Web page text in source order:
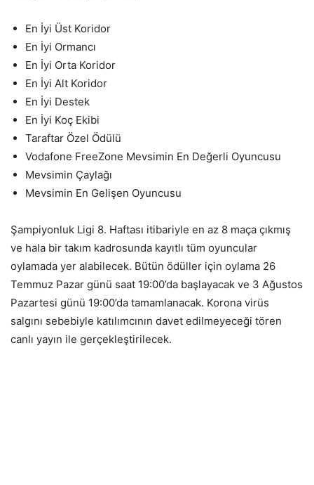
En İyi Üst Koridor
En İyi Ormancı
En İyi Orta Koridor
En İyi Alt Koridor
En İyi Destek
En İyi Koç Ekibi
Taraftar Özel Ödülü
Vodafone FreeZone Mevsimin En Değerli Oyuncusu
Mevsimin Çaylağı
Mevsimin En Gelişen Oyuncusu
Şampiyonluk Ligi 8. Haftası itibariyle en az 8 maça çıkmış
ve hala bir takım kadrosunda kayıtlı tüm oyuncular
oylamada yer alabilecek. Bütün ödüller için oylama 26
Temmuz Pazar günü saat 19:00’da başlayacak ve 3 Ağustos
Pazartesi günü 19:00’da tamamlanacak. Korona virüs
salgını sebebiyle katılımcının davet edilmeyeceği tören
canlı yayın ile gerçekleştirilecek.